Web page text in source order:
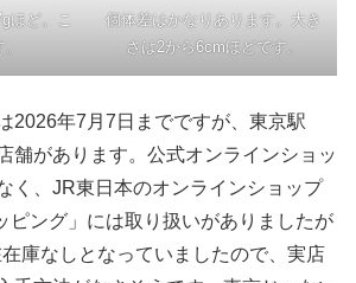
ほど。こ
個体差はかなりあります。大き
さは2から6cmほどです。
2026年7月7日までですが、東京駅
舗があります。公式オンラインショッ
く、JR東日本のオンラインショップ
ピング」には取り扱いがありましたが
庫なしとなっていましたので、実店